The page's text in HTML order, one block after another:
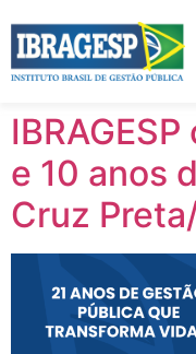
e 10 anos
Cruz